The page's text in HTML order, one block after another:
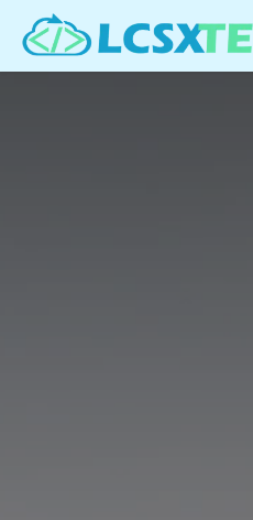
Se rendre au contenu